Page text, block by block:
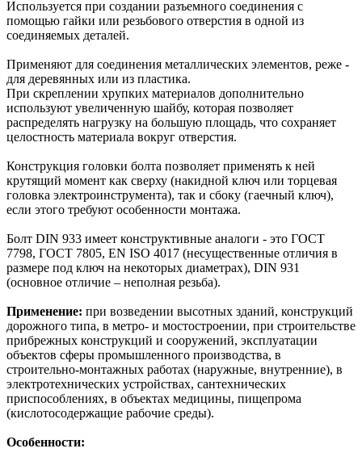
Используется при создании разъемного соединения с
помощью гайки или резьбового отверстия в одной из
соединяемых деталей.
Применяют для соединения металлических элементов, реже -
для деревянных или из пластика.
При скреплении хрупких материалов дополнительно
используют увеличенную шайбу, которая позволяет
распределять нагрузку на большую площадь, что сохраняет
целостность материала вокруг отверстия.
Конструкция головки болта позволяет применять к ней
крутящий момент как сверху (накидной ключ или торцевая
головка электроинструмента), так и сбоку (гаечный ключ),
если этого требуют особенности монтажа.
Болт DIN 933 имеет конструктивные аналоги - это ГОСТ
7798, ГОСТ 7805, EN ISO 4017 (несущественные отличия в
размере под ключ на некоторых диаметрах), DIN 931
(основное отличие – неполная резьба).
Применение: при возведении высотных зданий, конструкций
дорожного типа, в метро- и мостостроении, при строительстве
прибрежных конструкций и сооружений, эксплуатации
объектов сферы промышленного производства, в
строительно-монтажных работах (наружные, внутренние), в
электротехнических устройствах, сантехнических
приспособлениях, в объектах медицины, пищепрома
(кислотосодержащие рабочие среды).
Особенности: